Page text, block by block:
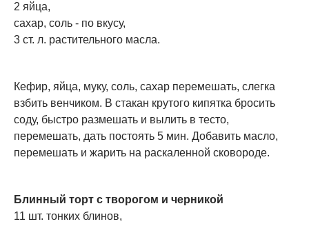
2 яйца,
сахар, соль - по вкусу,
3 ст. л. растительного масла.
Кефир, яйца, муку, соль, сахар перемешать, слегка
взбить венчиком. В стакан крутого кипятка бросить
соду, быстро размешать и вылить в тесто,
перемешать, дать постоять 5 мин. Добавить масло,
перемешать и жарить на раскаленной сковороде.
Блинный торт с творогом и черникой
11 шт. тонких блинов,